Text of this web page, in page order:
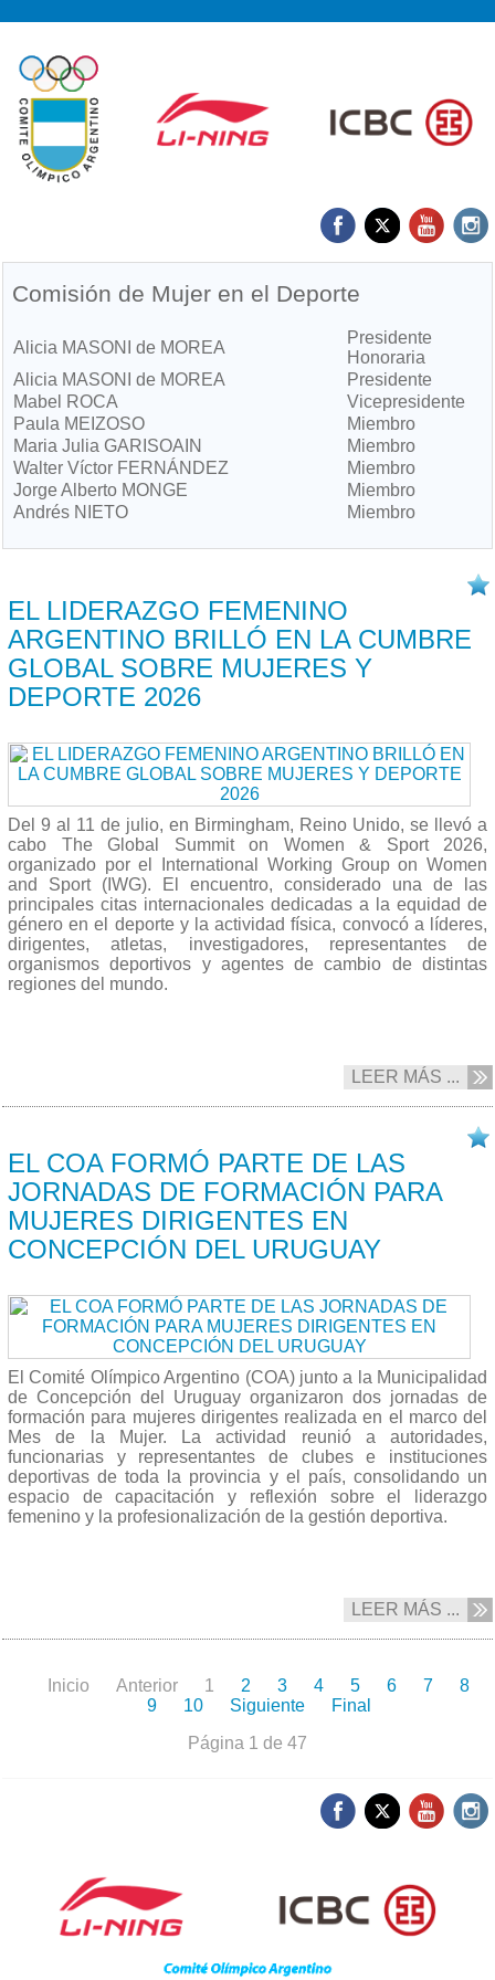
Comisión de Mujer en el Deporte
Alicia MASONI de MOREA
Presidente
Honoraria
Alicia MASONI de MOREA
Presidente
Mabel ROCA
Vicepresidente
Paula MEIZOSO
Miembro
Maria Julia GARISOAIN
Miembro
Walter Víctor FERNÁNDEZ
Miembro
Jorge Alberto MONGE
Miembro
Andrés NIETO
Miembro
EL LIDERAZGO FEMENINO
ARGENTINO BRILLÓ EN LA CUMBRE
GLOBAL SOBRE MUJERES Y
DEPORTE 2026
Del 9 al 11 de julio, en Birmingham, Reino Unido, se llevó a
cabo The Global Summit on Women & Sport 2026,
organizado por el International Working Group on Women
and Sport (IWG). El encuentro, considerado una de las
principales citas internacionales dedicadas a la equidad de
género en el deporte y la actividad física, convocó a líderes,
dirigentes, atletas, investigadores, representantes de
organismos deportivos y agentes de cambio de distintas
regiones del mundo.
LEER MÁS ...
EL COA FORMÓ PARTE DE LAS
JORNADAS DE FORMACIÓN PARA
MUJERES DIRIGENTES EN
CONCEPCIÓN DEL URUGUAY
El Comité Olímpico Argentino (COA) junto a la Municipalidad
de Concepción del Uruguay organizaron dos jornadas de
formación para mujeres dirigentes realizada en el marco del
Mes de la Mujer. La actividad reunió a autoridades,
funcionarias y representantes de clubes e instituciones
deportivas de toda la provincia y el país, consolidando un
espacio de capacitación y reflexión sobre el liderazgo
femenino y la profesionalización de la gestión deportiva.
LEER MÁS ...
Inicio Anterior 1 2 3 4 5 6 7
8
9
10 Siguiente
Final
Página 1 de 47